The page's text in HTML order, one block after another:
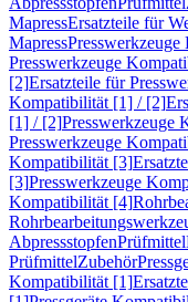
MapressErsatzteile für
Mapress
Presswerkzeuge
[2]Ersatzteile für
Kompatibilität [1] / [2]
[1] / [2]
Presswerkzeuge
Kompatibilität [3]
[3]Presswerkzeuge
Kompatibilität [4]
AbpressstopfenPrüfmittel
PrüfmittelZubehör
Kompatibilität [1]